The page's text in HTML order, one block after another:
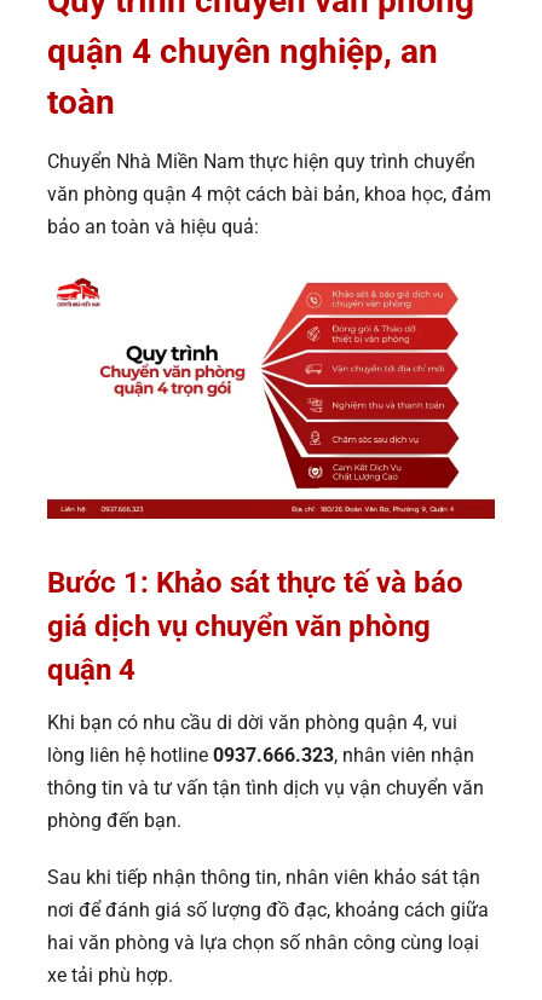
quận 4 chuyên nghiệp, an
toàn
Chuyển Nhà Miền Nam thực hiện quy trình chuyển
văn phòng quận 4 một cách bài bản, khoa học, đảm
bảo an toàn và hiệu quả:
Bước 1: Khảo sát thực tế và báo
giá dịch vụ chuyển văn phòng
quận 4
Khi bạn có nhu cầu di dời văn phòng quận 4, vui
lòng liên hệ hotline 0937.666.323, nhân viên nhận
thông tin và tư vấn tận tình dịch vụ vận chuyển văn
phòng đến bạn.
Sau khi tiếp nhận thông tin, nhân viên khảo sát tận
nơi để đánh giá số lượng đồ đạc, khoảng cách giữa
hai văn phòng và lựa chọn số nhân công cùng loại
xe tải phù hợp.